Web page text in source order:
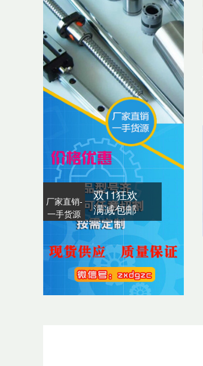
厂家直销-
一手货源
双11狂欢
满减包邮